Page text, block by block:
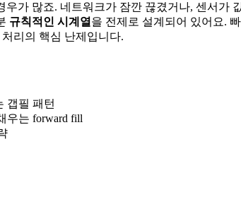
가 많죠. 네트워크가 잠깐 끊겼거나, 센서
규칙적인 시계열 을 전제로 설계되어 있어요.
리의 핵심 난제입니다.
갭필 패턴
우는 forward fill